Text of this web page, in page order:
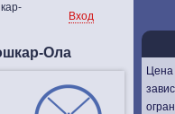
Вход
Ола